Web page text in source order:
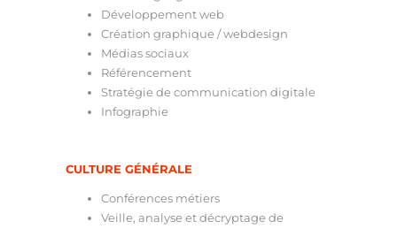
Développement web
Création graphique / webdesign
Médias sociaux
Référencement
Stratégie de communication digitale
Infographie
CULTURE GÉNÉRALE
Conférences métiers
Veille, analyse et décryptage de